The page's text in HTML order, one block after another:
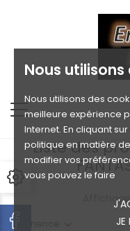
Nous
Nous utilisons des
meilleure expérience
Internet. En cliquant
politique en matière
modifier vos
vous pouvez le faire
JE
Liste des
Pertinence